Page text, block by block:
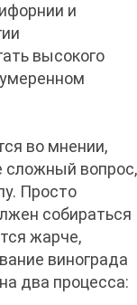
и
высокого
во мнении,
сложный вопрос,
Просто
собираться
жарче,
винограда
два процесса: